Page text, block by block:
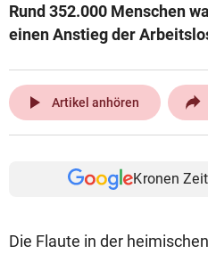
Rund 352.000 Menschen
einen Anstieg der
play_arrow Artikel anhören
Kronen
Die Flaute in der